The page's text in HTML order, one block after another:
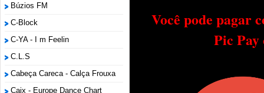
Búzios FM
C-Block
C-YA - I m Feelin
C.L.S
Cabeça Careca - Calça Frouxa
Caix - Europe Dance Chart
Você pode pagar
Pic